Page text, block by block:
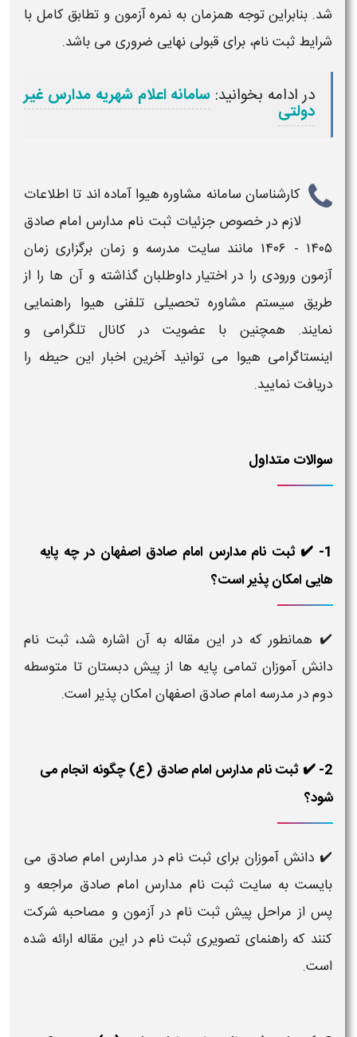
شد. بنابراین توجه همزمان به نمره آزمون و تطابق کامل با
شرایط ثبت نام، برای قبولی نهایی ضروری می باشد.
در ادامه بخوانید: سامانه اعلام شهریه مدارس غیر
دولتی
کارشناسان سامانه مشاوره هیوا آماده اند تا اطلاعات
لازم در خصوص جزئیات ثبت نام مدارس امام صادق
۱۴۰۵ - ۱۴۰۶ مانند سایت مدرسه و زمان برگزاری زمان
آزمون ورودی را در اختیار داوطلبان گذاشته و آن ها را از
طریق سیستم مشاوره تحصیلی تلفنی هیوا راهنمایی
نمایند. همچنین با عضویت در کانال تلگرامی و
اینستاگرامی هیوا می توانید آخرین اخبار این حیطه را
دریافت نمایید.
سوالات متداول
1- ✔️ ثبت نام مدارس امام صادق اصفهان در چه پایه
هایی امکان پذیر است؟
✔️ همانطور که در این مقاله به آن اشاره شد، ثبت نام
دانش آموزان تمامی پایه ها از پیش دبستان تا متوسطه
دوم در مدرسه امام صادق اصفهان امکان پذیر است.
2- ✔️ ثبت نام مدارس امام صادق (ع) چگونه انجام می
شود؟
✔️ دانش آموزان برای ثبت نام در مدارس امام صادق می
بایست به سایت ثبت نام مدارس امام صادق مراجعه و
پس از مراحل پیش ثبت نام در آزمون و مصاحبه شرکت
کنند که راهنمای تصویری ثبت نام در این مقاله ارائه شده
است.